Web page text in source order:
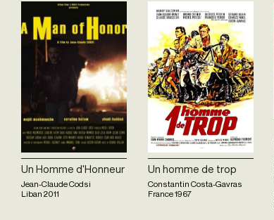
Un Homme d'Honneur
Jean-Claude Codsi
Liban 2011
Un homme de trop
Constantin Costa-Gavras
France1967